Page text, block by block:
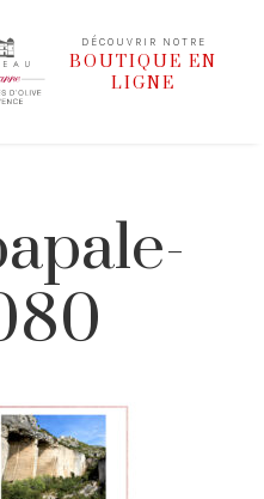
DÉCOUVRIR NOTRE
BOUTIQUE EN
LIGNE